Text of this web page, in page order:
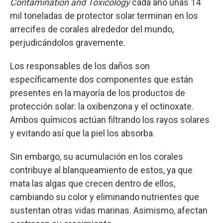
Contamination and Toxicologycada año unas 14
mil toneladas de protector solar terminan en los
arrecifes de corales alrededor del mundo,
perjudicándolos gravemente.
Los responsables de los daños son
específicamente dos componentes que están
presentes en la mayoría de los productos de
protección solar: la oxibenzona y el octinoxate.
Ambos químicos actúan filtrando los rayos solares
y evitando así que la piel los absorba.
Sin embargo, su acumulación en los corales
contribuye al blanqueamiento de estos, ya que
mata las algas que crecen dentro de ellos,
cambiando su color y eliminando nutrientes que
sustentan otras vidas marinas. Asimismo, afectan